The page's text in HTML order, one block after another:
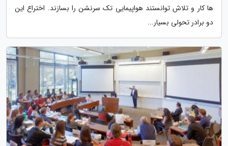
ها کار و تلاش توانستند هواپیمایی تک سرنشن را بسازند. اختراع این
دو برادر تحولی بسیار...